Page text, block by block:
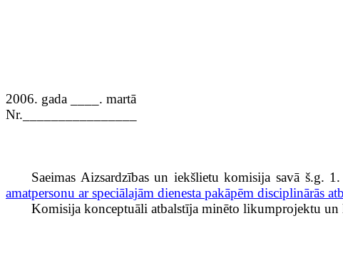
2006. gada ____. martā
Nr.________________
Saeimas Aizsardzības un iekšlietu komisija savā š.g.
amatpersonu ar speciālajām dienesta pakāpēm disciplinārās
Komisija konceptuāli atbalstīja minēto likumprojektu un